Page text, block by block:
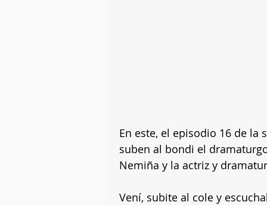
En este, el episodio 16 de la
suben al bondi el
Nemiña y la actriz y
Vení, subite al cole y